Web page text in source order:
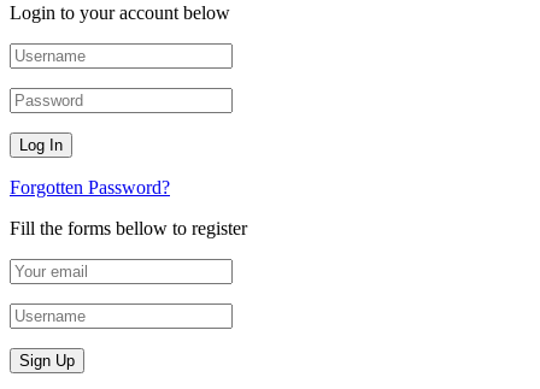
Login to your account below
Forgotten Password?
Fill the forms bellow to register